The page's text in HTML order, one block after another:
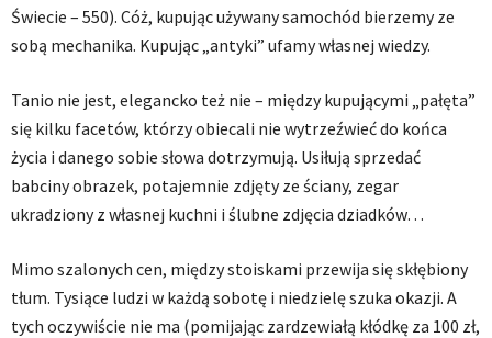
Świecie – 550). Cóż, kupując używany samochód bierzemy ze
sobą mechanika. Kupując „antyki” ufamy własnej wiedzy.
Tanio nie jest, elegancko też nie – między kupującymi „pałęta”
się kilku facetów, którzy obiecali nie wytrzeźwieć do końca
życia i danego sobie słowa dotrzymują. Usiłują sprzedać
babciny obrazek, potajemnie zdjęty ze ściany, zegar
ukradziony z własnej kuchni i ślubne zdjęcia dziadków…
Mimo szalonych cen, między stoiskami przewija się skłębiony
tłum. Tysiące ludzi w każdą sobotę i niedzielę szuka okazji. A
tych oczywiście nie ma (pomijając zardzewiałą kłódkę za 100 zł,